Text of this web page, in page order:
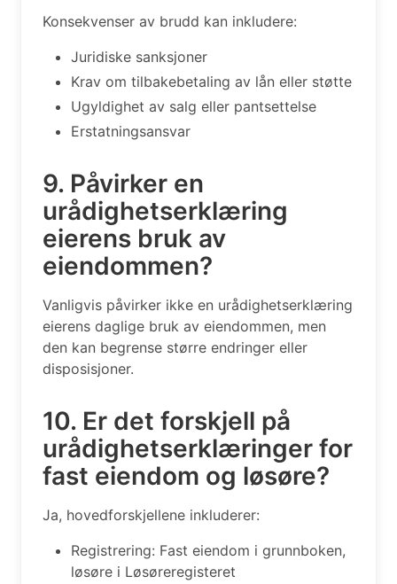
Konsekvenser av brudd kan inkludere:
Juridiske sanksjoner
Krav om tilbakebetaling av lån eller støtte
Ugyldighet av salg eller pantsettelse
Erstatningsansvar
9. Påvirker en
urådighetserklæring
eierens bruk av
eiendommen?
Vanligvis påvirker ikke en urådighetserklæring
eierens daglige bruk av eiendommen, men
den kan begrense større endringer eller
disposisjoner.
10. Er det forskjell på
urådighetserklæringer for
fast eiendom og løsøre?
Ja, hovedforskjellene inkluderer:
Registrering: Fast eiendom i grunnboken,
løsøre i Løsøreregisteret